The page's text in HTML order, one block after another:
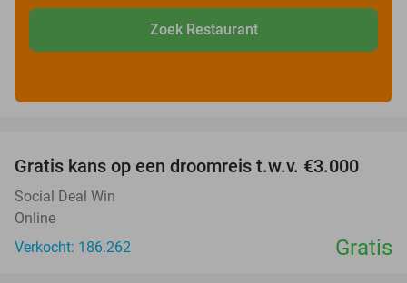
Zoek Restaurant
Gratis kans op een droomreis t.w.v. €3.000
Social Deal Win
Online
Verkocht: 186.262
Gratis